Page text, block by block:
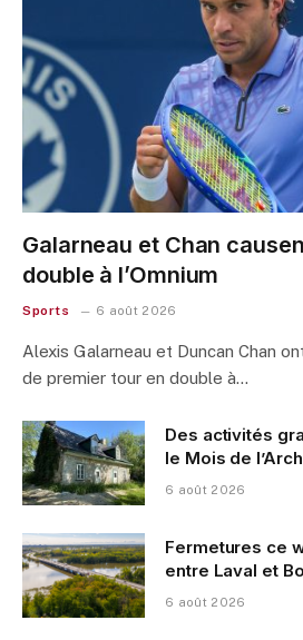
Galarneau et Chan
double à l’Omnium
Sports 6 août 2026
Alexis Galarneau et Duncan Chan
de premier tour en double à…
Des activités
le Mois de
6 août 2026
Fermetures ce
entre Laval et
6 août 2026